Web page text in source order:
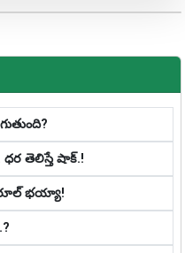
తెలిస్తే షాక్‌.!
రూల్ భయ్యా!